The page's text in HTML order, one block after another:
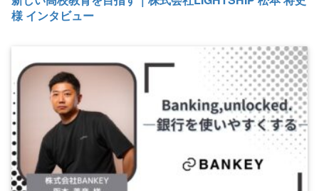
様 インタビュー